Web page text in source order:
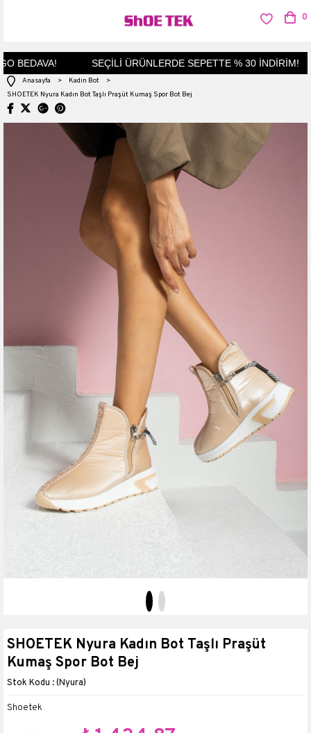
BEDAVA! SEÇİLİ ÜRÜNLERDE SEPETTE % 30 İNDİRİM!
0
Anasayfa > Kadın Bot
>
SHOETEK Nyura Kadın Bot Taşlı Praşüt Kumaş Spor Bot Bej
SHOETEK Nyura Kadın Bot Taşlı Praşüt
Kumaş Spor Bot Bej
(Nyura)
Shoetek